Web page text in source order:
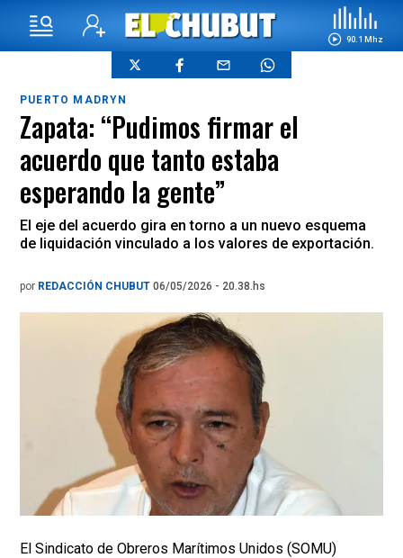
90.1 Mhz
PUERTO MADRYN
Zapata: “Pudimos firmar el
acuerdo que tanto estaba
esperando la gente”
El eje del acuerdo gira en torno a un nuevo esquema
de liquidación vinculado a los valores de exportación.
por REDACCIÓN CHUBUT 06/05/2026 - 20.38.hs
El Sindicato de Obreros Marítimos Unidos (SOMU)